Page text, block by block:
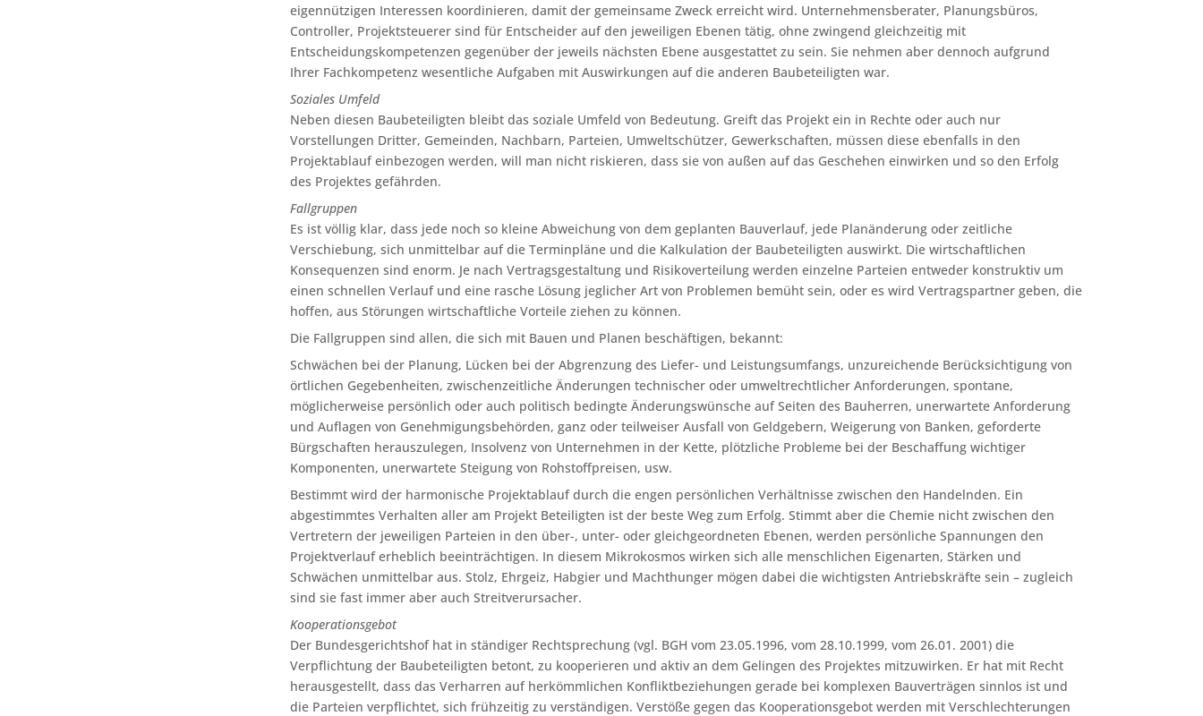
eigennützigen Interessen koordinieren, damit der gemeinsame Zweck erreicht wird. Unternehmensberater, Planungsbüros,
Controller, Projektsteuerer sind für Entscheider auf den jeweiligen Ebenen tätig, ohne zwingend gleichzeitig mit
Entscheidungskompetenzen gegenüber der jeweils nächsten Ebene ausgestattet zu sein. Sie nehmen aber dennoch aufgrund
Ihrer Fachkompetenz wesentliche Aufgaben mit Auswirkungen auf die anderen Baubeteiligten war.
Soziales Umfeld
Neben diesen Baubeteiligten bleibt das soziale Umfeld von Bedeutung. Greift das Projekt ein in Rechte oder auch nur
Vorstellungen Dritter, Gemeinden, Nachbarn, Parteien, Umweltschützer, Gewerkschaften, müssen diese ebenfalls in den
Projektablauf einbezogen werden, will man nicht riskieren, dass sie von außen auf das Geschehen einwirken und so den Erfolg
des Projektes gefährden.
Fallgruppen
Es ist völlig klar, dass jede noch so kleine Abweichung von dem geplanten Bauverlauf, jede Planänderung oder zeitliche
Verschiebung, sich unmittelbar auf die Terminpläne und die Kalkulation der Baubeteiligten auswirkt. Die wirtschaftlichen
Konsequenzen sind enorm. Je nach Vertragsgestaltung und Risikoverteilung werden einzelne Parteien entweder konstruktiv um
einen schnellen Verlauf und eine rasche Lösung jeglicher Art von Problemen bemüht sein, oder es wird Vertragspartner geben, die
hoffen, aus Störungen wirtschaftliche Vorteile ziehen zu können.
Die Fallgruppen sind allen, die sich mit Bauen und Planen beschäftigen, bekannt:
Schwächen bei der Planung, Lücken bei der Abgrenzung des Liefer- und Leistungsumfangs, unzureichende Berücksichtigung von
örtlichen Gegebenheiten, zwischenzeitliche Änderungen technischer oder umweltrechtlicher Anforderungen, spontane,
möglicherweise persönlich oder auch politisch bedingte Änderungswünsche auf Seiten des Bauherren, unerwartete Anforderung
und Auflagen von Genehmigungsbehörden, ganz oder teilweiser Ausfall von Geldgebern, Weigerung von Banken, geforderte
Bürgschaften herauszulegen, Insolvenz von Unternehmen in der Kette, plötzliche Probleme bei der Beschaffung wichtiger
Komponenten, unerwartete Steigung von Rohstoffpreisen, usw.
Bestimmt wird der harmonische Projektablauf durch die engen persönlichen Verhältnisse zwischen den Handelnden. Ein
abgestimmtes Verhalten aller am Projekt Beteiligten ist der beste Weg zum Erfolg. Stimmt aber die Chemie nicht zwischen den
Vertretern der jeweiligen Parteien in den über-, unter- oder gleichgeordneten Ebenen, werden persönliche Spannungen den
Projektverlauf erheblich beeinträchtigen. In diesem Mikrokosmos wirken sich alle menschlichen Eigenarten, Stärken und
Schwächen unmittelbar aus. Stolz, Ehrgeiz, Habgier und Machthunger mögen dabei die wichtigsten Antriebskräfte sein – zugleich
sind sie fast immer aber auch Streitverursacher.
Kooperationsgebot
Der Bundesgerichtshof hat in ständiger Rechtsprechung (vgl. BGH vom 23.05.1996, vom 28.10.1999, vom 26.01. 2001) die
Verpflichtung der Baubeteiligten betont, zu kooperieren und aktiv an dem Gelingen des Projektes mitzuwirken. Er hat mit Recht
herausgestellt, dass das Verharren auf herkömmlichen Konfliktbeziehungen gerade bei komplexen Bauverträgen sinnlos ist und
die Parteien verpflichtet, sich frühzeitig zu verständigen. Verstöße gegen das Kooperationsgebot werden mit Verschlechterungen